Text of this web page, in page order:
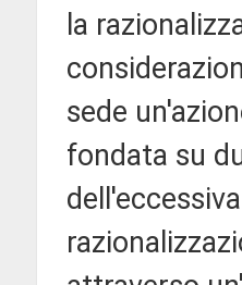
la
sede
fondata su